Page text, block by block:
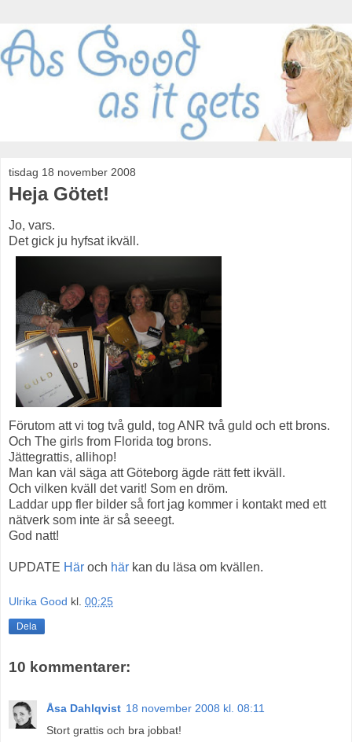
tisdag 18 november 2008
Heja Götet!
Jo, vars.
Det gick ju hyfsat ikväll.
Förutom att vi tog två guld, tog ANR två guld och ett brons.
Och The girls from Florida tog brons.
Jättegrattis, allihop!
Man kan väl säga att Göteborg ägde rätt fett ikväll.
Och vilken kväll det varit! Som en dröm.
Laddar upp fler bilder så fort jag kommer i kontakt med ett
nätverk som inte är så seeegt.
God natt!
UPDATE Här och här kan du läsa om kvällen.
Ulrika Good kl. 00:25
Dela
10 kommentarer:
Åsa Dahlqvist 18 november 2008 kl. 08:11
Stort grattis och bra jobbat!